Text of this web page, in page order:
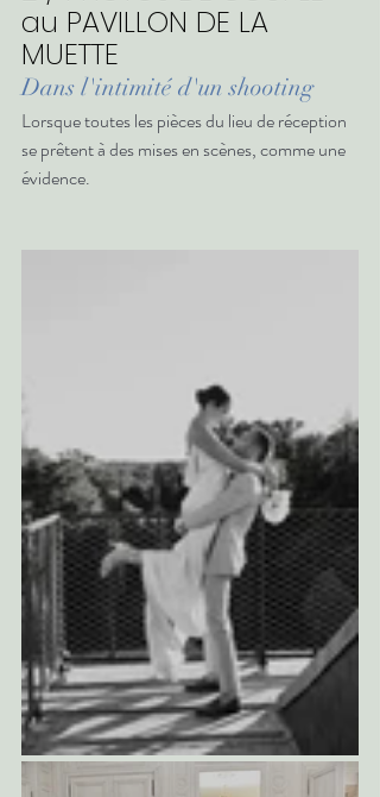
au PAVILLON DE LA
MUETTE
Dans l'intimité d'un shooting
Lorsque toutes les pièces du lieu de réception
se prêtent à des mises en scènes, comme une
évidence.